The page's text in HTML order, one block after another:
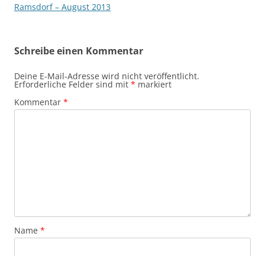
Ramsdorf – August 2013
Schreibe einen Kommentar
Deine E-Mail-Adresse wird nicht veröffentlicht.
Erforderliche Felder sind mit * markiert
Kommentar *
Name *